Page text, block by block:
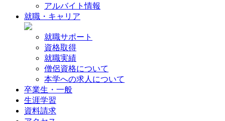
アルバイト情報
就職・キャリア
就職サポート
資格取得
就職実績
僧侶資格について
本学への求人について
卒業生・一般
生涯学習
資料請求